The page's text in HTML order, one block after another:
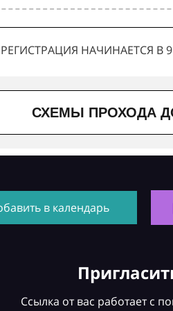
РЕГИСТРАЦИЯ НАЧИНАЕТСЯ В
СХЕМЫ ПРОХОДА
в календарь
Ссылка от вас работает с